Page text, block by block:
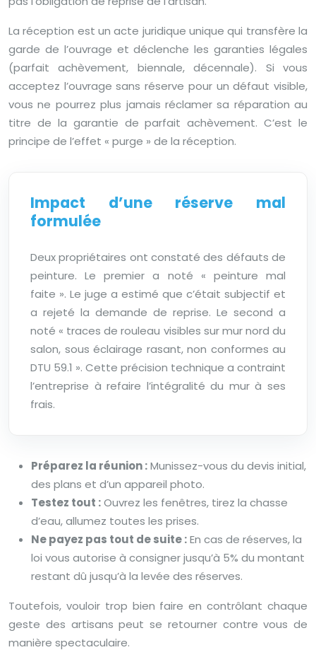
La réception est un acte juridique unique qui transfère la
garde de l’ouvrage et déclenche les garanties légales
(parfait achèvement, biennale, décennale). Si vous
acceptez l’ouvrage sans réserve pour un défaut visible,
vous ne pourrez plus jamais réclamer sa réparation au
titre de la garantie de parfait achèvement. C’est le
principe de l’effet « purge » de la réception.
Impact d’une réserve mal
formulée
Deux propriétaires ont constaté des défauts de
peinture. Le premier a noté « peinture mal
faite ». Le juge a estimé que c’était subjectif et
a rejeté la demande de reprise. Le second a
noté « traces de rouleau visibles sur mur nord du
salon, sous éclairage rasant, non conformes au
DTU 59.1 ». Cette précision technique a contraint
l’entreprise à refaire l’intégralité du mur à ses
frais.
Préparez la réunion :Munissez-vous du devis initial,
des plans et d’un appareil photo.
Testez tout :Ouvrez les fenêtres, tirez la chasse
d’eau, allumez toutes les prises.
Ne payez pas tout de suite :En cas de réserves, la
loi vous autorise à consigner jusqu’à 5% du montant
restant dû jusqu’à la levée des réserves.
Toutefois, vouloir trop bien faire en contrôlant chaque
geste des artisans peut se retourner contre vous de
manière spectaculaire.